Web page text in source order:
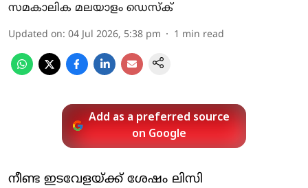
സമകാലിക മലയാളം ഡെസ്ക്
Updated on: 04 Jul 2026, 5:38 pm 1 min read
Add as a preferred source
on Google
നീണ്ട ഇടവേളയ്ക്ക് ശേഷം ലിസി